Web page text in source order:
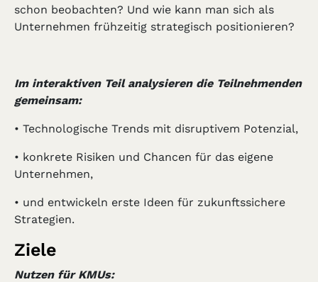
schon beobachten? Und wie kann man sich als
Unternehmen frühzeitig strategisch positionieren?
Im interaktiven Teil analysieren die Teilnehmenden
gemeinsam:
• Technologische Trends mit disruptivem Potenzial,
• konkrete Risiken und Chancen für das eigene
Unternehmen,
• und entwickeln erste Ideen für zukunftssichere
Strategien.
Ziele
Nutzen für KMUs: